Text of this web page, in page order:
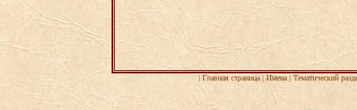
| Главная страница| Имена| Тематический